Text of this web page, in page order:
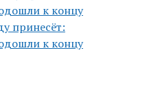
принесёт:
к концу